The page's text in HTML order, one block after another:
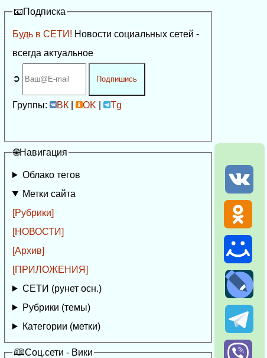
📧Подписка
Будь в СЕТИ! Новости социальных сетей -
всегда актуальное
➲ Подпишись
Группы: ВК| OK Tg
🌐Навигация
Облако тегов
Метки сайта
[Рубрики]
[НОВОСТИ]
[Архив]
[ПРИЛОЖЕНИЯ]
СЕТИ (рунет осн.)
Рубрики (темы)
Категории (метки)
🕮Соц.сети - Вики